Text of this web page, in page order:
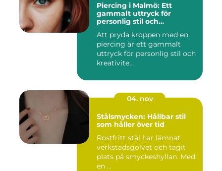
Piercing i Malmö: Ett
gammalt uttryck för
personlig stil och
Att pryda kroppen med en
piercing är ett gammalt
uttryck för personlig stil och
kreativite...
04. nov
Stålsmycken: Hållbar stil
som håller över tid
Rostfritt stål har lämnat
verkstadsgolvet och tagit
plats på smyckeshyllan. Med
en ...